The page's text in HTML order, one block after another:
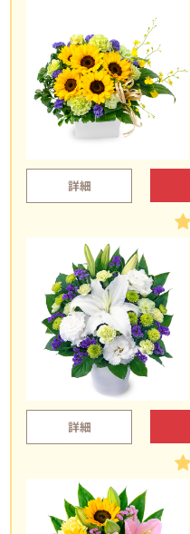
詳細
詳細